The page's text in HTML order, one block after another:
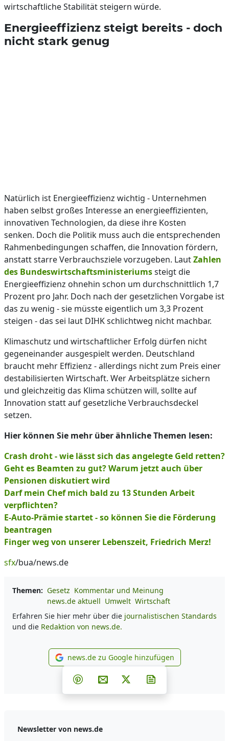
wirtschaftliche Stabilität steigern würde.
Energieeffizienz steigt bereits - doch
nicht stark genug
Natürlich ist Energieeffizienz wichtig - Unternehmen
haben selbst großes Interesse an energieeffizienten,
innovativen Technologien, da diese ihre Kosten
senken. Doch die Politik muss auch die entsprechenden
Rahmenbedingungen schaffen, die Innovation fördern,
anstatt starre Verbrauchsziele vorzugeben. LautZahlen
des Bundeswirtschaftsministeriumssteigt die
Energieeffizienz ohnehin schon um durchschnittlich 1,7
Prozent pro Jahr. Doch nach der gesetzlichen Vorgabe ist
das zu wenig - sie müsste eigentlich um 3,3 Prozent
steigen - das sei laut DIHK schlichtweg nicht machbar.
Klimaschutz und wirtschaftlicher Erfolg dürfen nicht
gegeneinander ausgespielt werden. Deutschland
braucht mehr Effizienz - allerdings nicht zum Preis einer
destabilisierten Wirtschaft. Wer Arbeitsplätze sichern
und gleichzeitig das Klima schützen will, sollte auf
Innovation statt auf gesetzliche Verbrauchsdeckel
setzen.
Hier können Sie mehr über ähnliche Themen lesen:
Crash droht - wie lässt sich das angelegte Geld retten?
Geht es Beamten zu gut? Warum jetzt auch über
Pensionen diskutiert wird
Darf mein Chef mich bald zu 13 Stunden Arbeit
verpflichten?
E-Auto-Prämie startet - so können Sie die Förderung
beantragen
Finger weg von unserer Lebenszeit, Friedrich Merz!
sfx/bua/news.de
Themen: Gesetz Kommentar und Meinung
news.de aktuell Umwelt Wirtschaft
Erfahren Sie hier mehr über die journalistischen Standards
und die Redaktion von news.de.
news.de zu Google
news.de zu Google hinzufügen
Teilen auf Facebook
Teilen auf Whatsapp
Teilen auf Telegram
Teilen auf Pinterest
Per E-Mail teilen
Post auf X
Newsletter von news.de